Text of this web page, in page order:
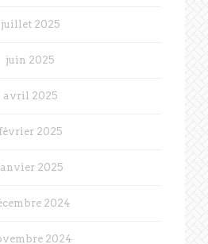
juillet 2025
juin 2025
avril 2025
février 2025
2025
2024
2024